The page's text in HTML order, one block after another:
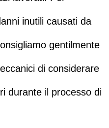
inutili causati da
gentilmente
di considerare
durante il processo di